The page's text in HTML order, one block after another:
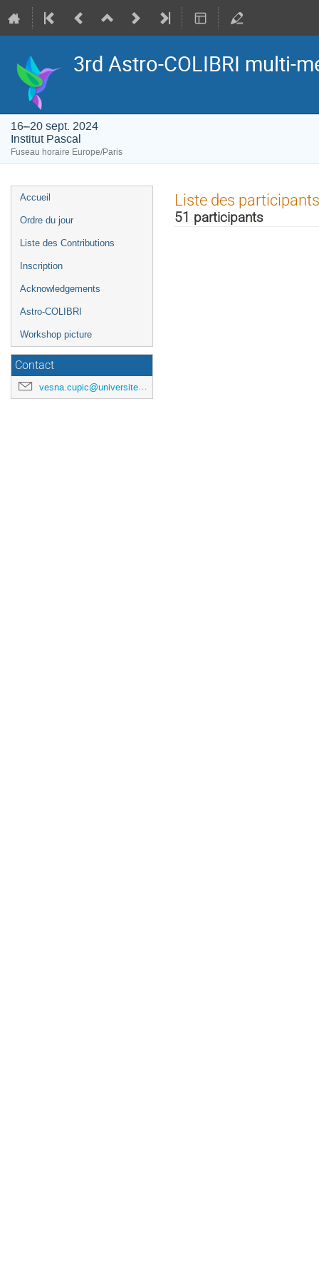
3rd Astro-COLIBRI multi-
16–20 sept. 2024
Institut Pascal
Fuseau horaire Europe/Paris
Menu
de
Accueil
Ordre du jour
Liste des Contributions
Inscription
Acknowledgements
Astro-COLIBRI
Workshop picture
Contact
vesna.cupic@universite-paris-saclay.fr
Liste des participants
51 participants